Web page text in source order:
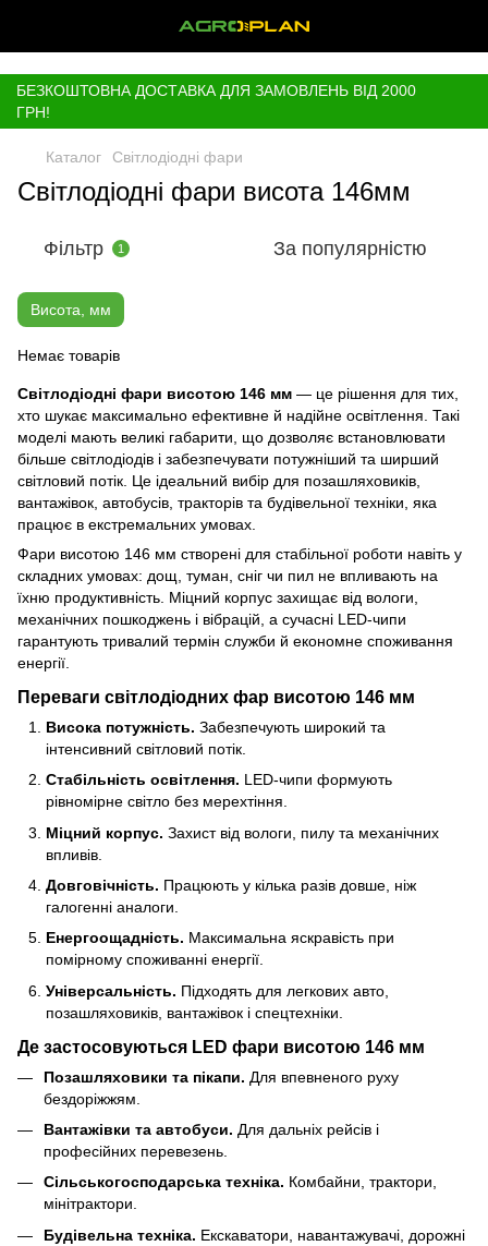
БЕЗКОШТОВНА ДОСТАВКА ДЛЯ ЗАМОВЛЕНЬ ВІД 2000
ГРН!
Каталог Світлодіодні фари
Світлодіодні фари висота 146мм
Фільтр 1 За популярністю
Висота, мм
Немає товарів
Світлодіодні фари висотою 146 мм — це рішення для тих,
хто шукає максимально ефективне й надійне освітлення. Такі
моделі мають великі габарити, що дозволяє встановлювати
більше світлодіодів і забезпечувати потужніший та ширший
світловий потік. Це ідеальний вибір для позашляховиків,
вантажівок, автобусів, тракторів та будівельної техніки, яка
працює в екстремальних умовах.
Фари висотою 146 мм створені для стабільної роботи навіть у
складних умовах: дощ, туман, сніг чи пил не впливають на
їхню продуктивність. Міцний корпус захищає від вологи,
механічних пошкоджень і вібрацій, а сучасні LED-чипи
гарантують тривалий термін служби й економне споживання
енергії.
Переваги світлодіодних фар висотою 146 мм
Висока потужність. Забезпечують широкий та
інтенсивний світловий потік.
Стабільність освітлення. LED-чипи формують
рівномірне світло без мерехтіння.
Міцний корпус. Захист від вологи, пилу та механічних
впливів.
Довговічність. Працюють у кілька разів довше, ніж
галогенні аналоги.
Енергоощадність. Максимальна яскравість при
помірному споживанні енергії.
Універсальність. Підходять для легкових авто,
позашляховиків, вантажівок і спецтехніки.
Де застосовуються LED фари висотою 146 мм
Позашляховики та пікапи. Для впевненого руху
бездоріжжям.
Вантажівки та автобуси. Для дальніх рейсів і
професійних перевезень.
Сільськогосподарська техніка. Комбайни, трактори,
мінітрактори.
Будівельна техніка. Екскаватори, навантажувачі, дорожні